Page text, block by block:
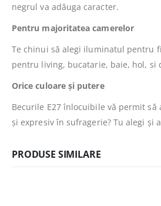
negrul va adăuga caracter.
Pentru majoritatea camerelor
Te chinui să alegi iluminatul pentru
pentru living, bucatarie, baie, hol, si
Orice culoare și putere
Becurile E27 înlocuibile vă permit
și expresiv în sufragerie? Tu alegi și
PRODUSE SIMILARE